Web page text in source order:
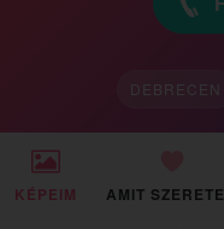
DEBRECEN
KÉPEIM AMIT